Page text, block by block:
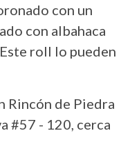
con un
con albahaca
roll lo pueden
Rincón de Piedra
#57 - 120, cerca